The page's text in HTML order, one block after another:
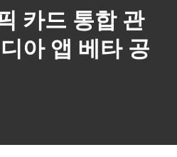
카드 통합 관
아 앱 베타 공